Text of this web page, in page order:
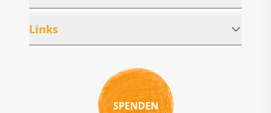
Links
SPENDEN